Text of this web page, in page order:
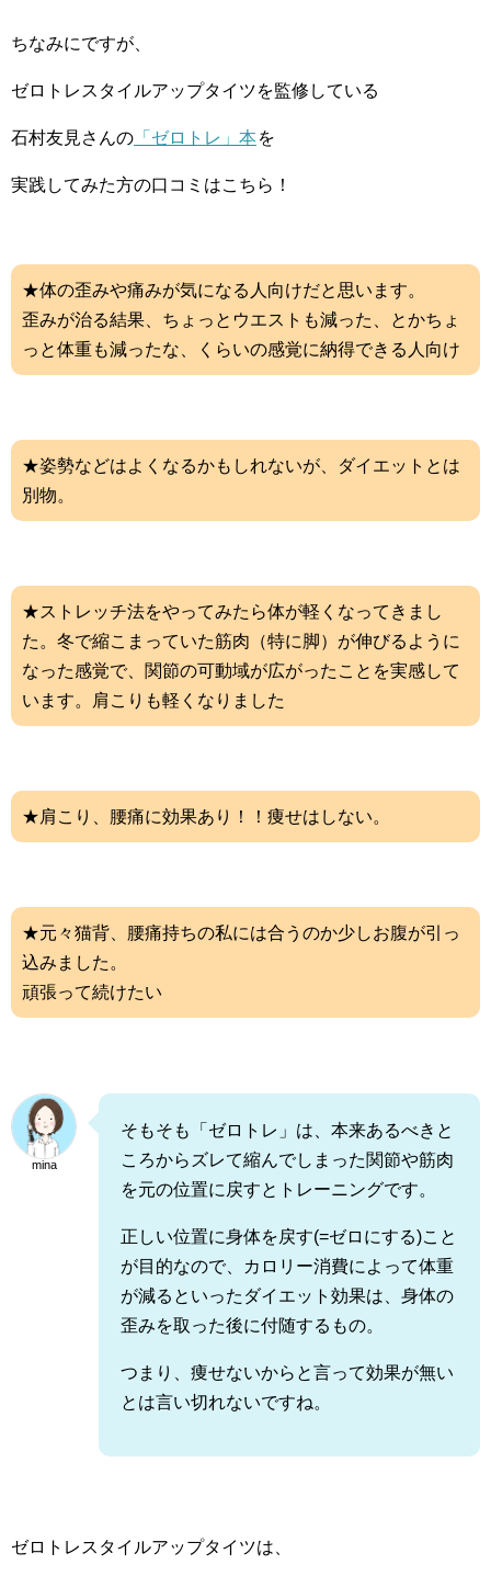
ちなみにですが、
ゼロトレスタイルアップタイツを監修している
石村友見さんの 「ゼロトレ」本 を
実践してみた方の口コミはこちら！
★体の歪みや痛みが気になる人向けだと思います。
歪みが治る結果、ちょっとウエストも減った、とかちょ
っと体重も減ったな、くらいの感覚に納得できる人向け
★姿勢などはよくなるかもしれないが、ダイエットとは
別物。
★ストレッチ法をやってみたら体が軽くなってきまし
た。冬で縮こまっていた筋肉（特に脚）が伸びるように
なった感覚で、関節の可動域が広がったことを実感して
います。肩こりも軽くなりました
★肩こり、腰痛に効果あり！！痩せはしない。
★元々猫背、腰痛持ちの私には合うのか少しお腹が引っ
込みました。
頑張って続けたい
mina
そもそも「ゼロトレ」は、本来あるべきと
ころからズレて縮んでしまった関節や筋肉
を元の位置に戻すとトレーニングです。
正しい位置に身体を戻す(=ゼロにする)こと
が目的なので、カロリー消費によって体重
が減るといったダイエット効果は、身体の
歪みを取った後に付随するもの。
つまり、痩せないからと言って効果が無い
とは言い切れないですね。
ゼロトレスタイルアップタイツは、